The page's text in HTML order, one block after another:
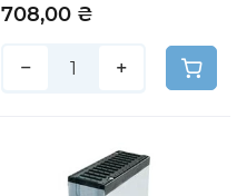
708,00 ₴
− +